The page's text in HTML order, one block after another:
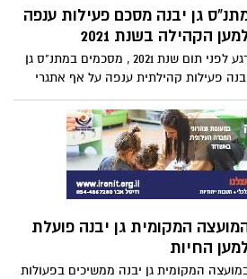
אורח חיים בריא.
גן יבנה מסכם פעילות ענפה
הקהילה בשנת 2021
רגע לפני תום שנת 2021 , מסכמים במתנ"ס גן
פעילות קהילתית ענפה על אף אתגרי
המקומית גן יבנה פועלת
החיות
המקומית גן יבנה ממשיכים בפעולות